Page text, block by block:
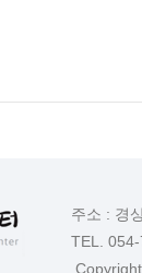
주소 : 경
TEL.